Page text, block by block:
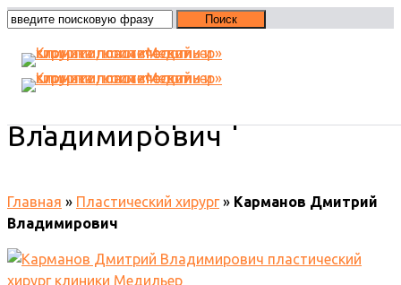
Владимирович
Главная » Пластический хирург» Карманов Дмитрий
Владимирович